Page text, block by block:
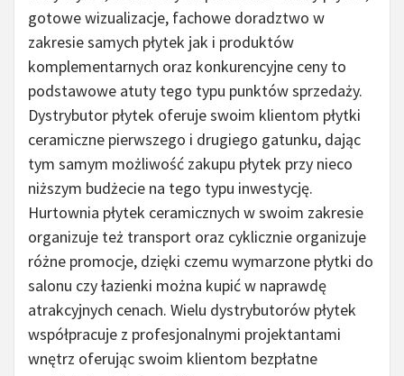
gotowe wizualizacje, fachowe doradztwo w
zakresie samych płytek jak i produktów
komplementarnych oraz konkurencyjne ceny to
podstawowe atuty tego typu punktów sprzedaży.
Dystrybutor płytek oferuje swoim klientom płytki
ceramiczne pierwszego i drugiego gatunku, dając
tym samym możliwość zakupu płytek przy nieco
niższym budżecie na tego typu inwestycję.
Hurtownia płytek ceramicznych w swoim zakresie
organizuje też transport oraz cyklicznie organizuje
różne promocje, dzięki czemu wymarzone płytki do
salonu czy łazienki można kupić w naprawdę
atrakcyjnych cenach. Wielu dystrybutorów płytek
współpracuje z profesjonalnymi projektantami
wnętrz oferując swoim klientom bezpłatne